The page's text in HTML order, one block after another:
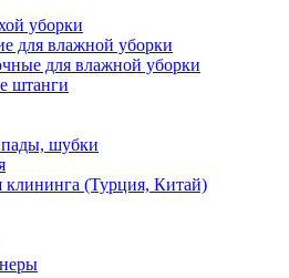
уборки
для влажной уборки
для влажной уборки
штанги
шубки
клининга (Турция, Китай)